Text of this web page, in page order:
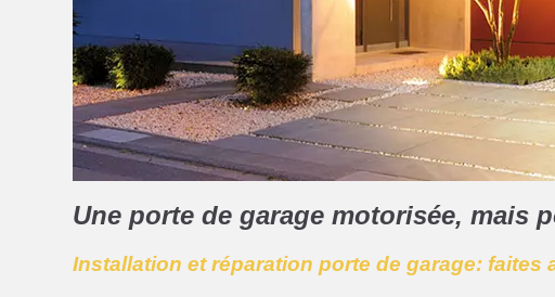
Une porte de garage motorisée, mais
Installation et réparation porte de garage: faites